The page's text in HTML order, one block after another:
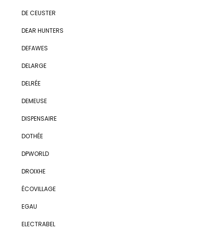
DE CEUSTER
DEAR HUNTERS
DEFAWES
DELARGE
DELRÉE
DEMEUSE
DISPENSAIRE
DOTHÉE
DPWORLD
DROIXHE
ÉCOVILLAGE
EGAU
ELECTRABEL